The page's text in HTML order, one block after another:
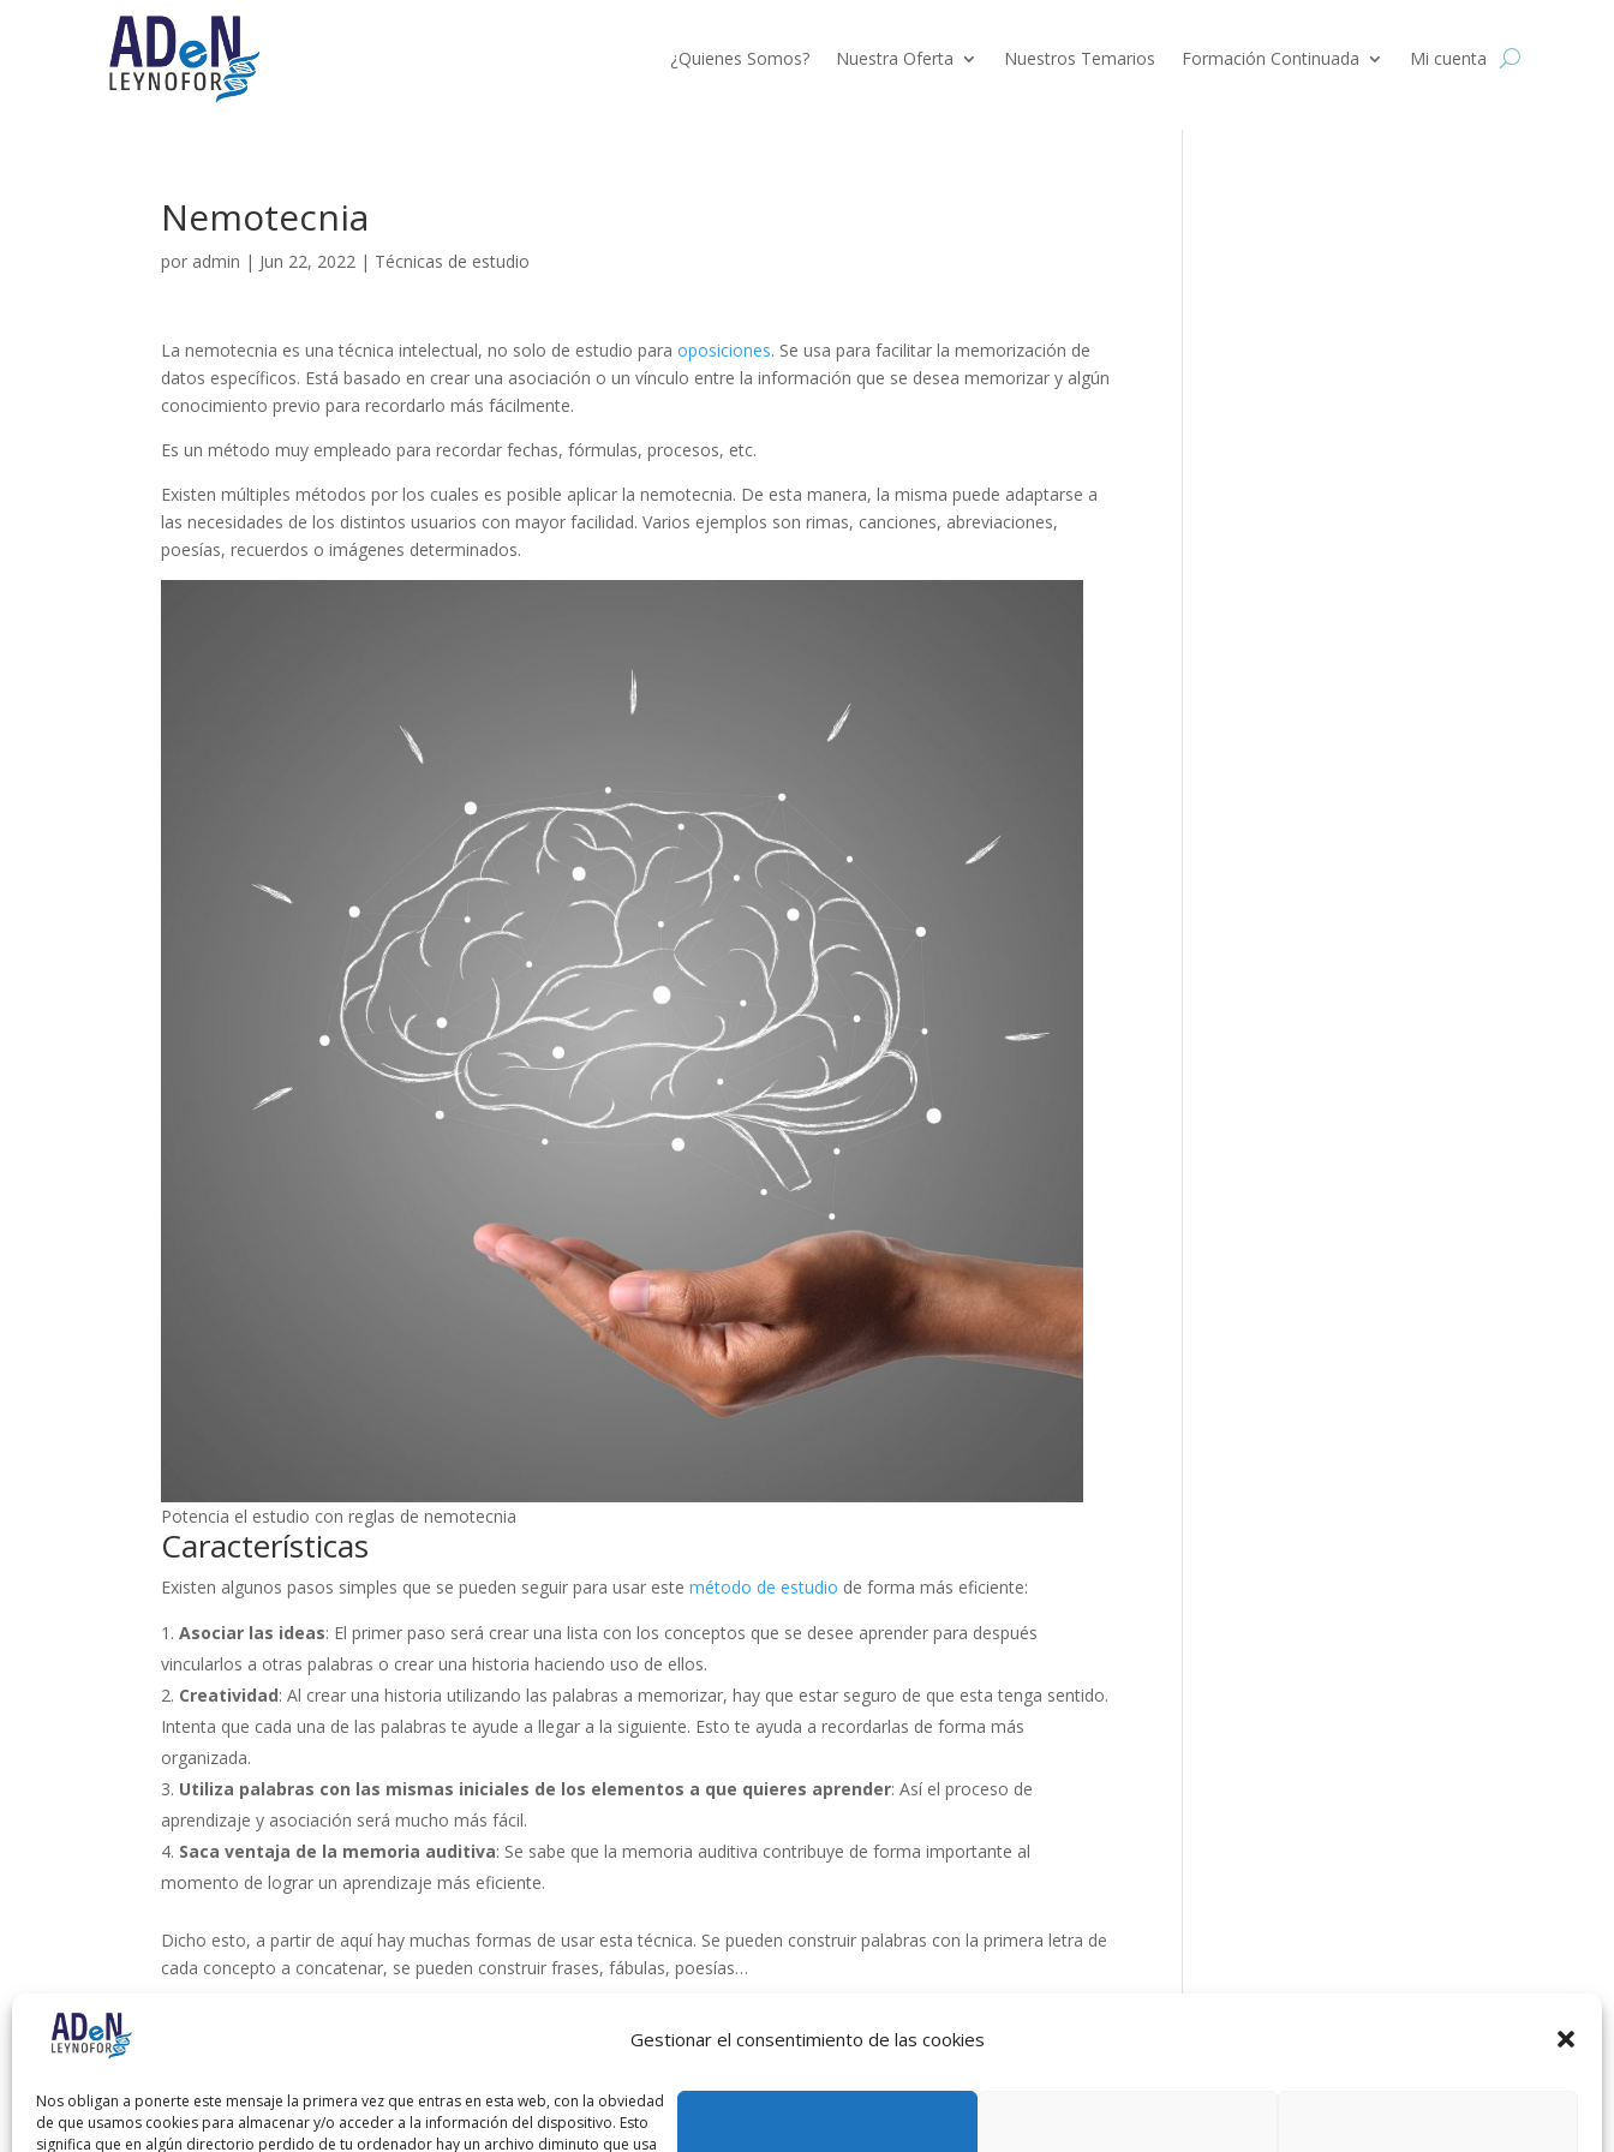
Gestionar el consentimiento de las cookies
Nos obligan a ponerte este mensaje la primera vez que entras en esta web, con la obviedad
de que usamos cookies para almacenar y/o acceder a la información del dispositivo. Esto
significa que en algún directorio perdido de tu ordenador hay un archivo diminuto que usa
¿Quienes Somos? Nuestra Oferta Nuestros Temarios Formación Continuada Mi cuenta
Nemotecnia
por admin | Jun 22, 2022 | Técnicas de estudio
La nemotecnia es una técnica intelectual, no solo de estudio paraoposiciones. Se usa para facilitar la memorización de
datos específicos. Está basado en crear una asociación o un vínculo entre la información que se desea memorizar y algún
conocimiento previo para recordarlo más fácilmente.
Es un método muy empleado para recordar fechas, fórmulas, procesos, etc.
Existen múltiples métodos por los cuales es posible aplicar la nemotecnia. De esta manera, la misma puede adaptarse a
las necesidades de los distintos usuarios con mayor facilidad. Varios ejemplos son rimas, canciones, abreviaciones,
poesías, recuerdos o imágenes determinados.
Potencia el estudio con reglas de nemotecnia
Características
Existen algunos pasos simples que se pueden seguir para usar estemétodo de estudio de forma más eficiente:
Asociar las ideas: El primer paso será crear una lista con los conceptos que se desee aprender para después
vincularlos a otras palabras o crear una historia haciendo uso de ellos.
Creatividad: Al crear una historia utilizando las palabras a memorizar, hay que estar seguro de que esta tenga sentido.
Intenta que cada una de las palabras te ayude a llegar a la siguiente. Esto te ayuda a recordarlas de forma más
organizada.
Utiliza palabras con las mismas iniciales de los elementos a que quieres aprender: Así el proceso de
aprendizaje y asociación será mucho más fácil.
Saca ventaja de la memoria auditiva: Se sabe que la memoria auditiva contribuye de forma importante al
momento de lograr un aprendizaje más eficiente.
Dicho esto, a partir de aquí hay muchas formas de usar esta técnica. Se pueden construir palabras con la primera letra de
cada concepto a concatenar, se pueden construir frases, fábulas, poesías…
fácil recordar conceptos. Esto significa que muchas veces, lo que estás estudiando y de la forma que lo estás